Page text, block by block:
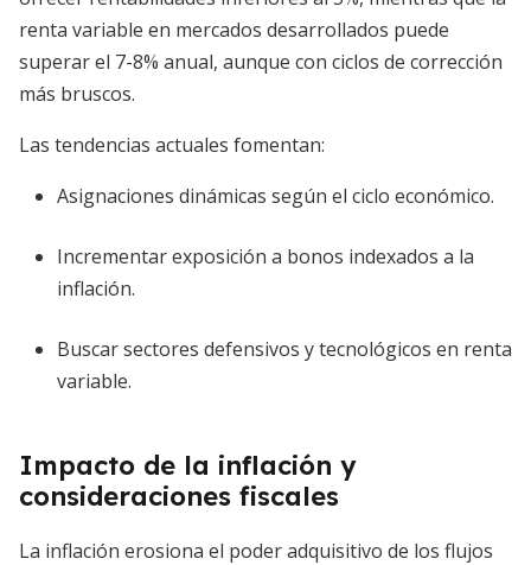
renta variable en mercados desarrollados puede
superar el 7-8% anual, aunque con ciclos de corrección
más bruscos.
Las tendencias actuales fomentan:
Asignaciones dinámicas según el ciclo económico.
Incrementar exposición a bonos indexados a la
inflación.
Buscar sectores defensivos y tecnológicos en renta
variable.
Impacto de la inflación y
consideraciones fiscales
La inflación erosiona el poder adquisitivo de los flujos